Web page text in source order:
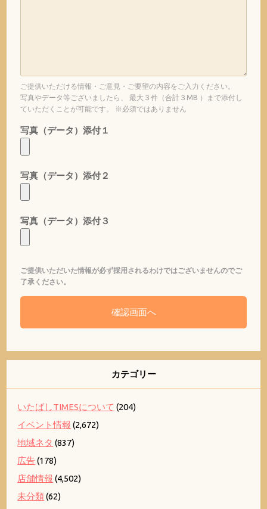
ご提供いただける情報・ご意見・ご要望の内容をご入力ください。
写真やデータ等ございましたら、 最大３件（合計３MB ）まで添付し
ていただくことが可能です。 ※必須ではありません
写真（データ）添付１
写真（データ）添付２
写真（データ）添付３
ご提供いただいた情報が必ず採用されるわけではございませんのでご
了承ください。
カテゴリー
いたばしTIMESについて (204)
イベント情報 (2,672)
地域ネタ (837)
広告(178)
店舗情報 (4,502)
未分類(62)